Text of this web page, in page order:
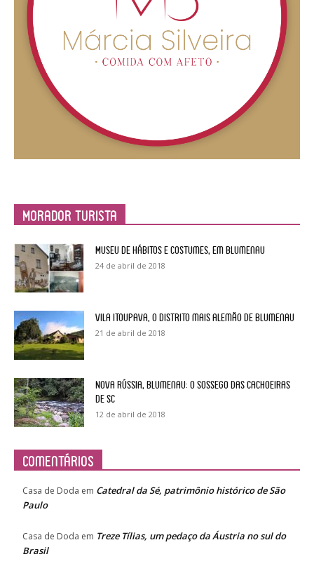
Morador Turista
Museu de Hábitos e Costumes, em Blumenau
24 de abril de 2018
Vila Itoupava, o Distrito mais alemão de Blumenau
21 de abril de 2018
Nova Rússia, Blumenau: o sossego das cachoeiras
de SC
12 de abril de 2018
Comentários
Casa de Doda em Catedral da Sé, patrimônio histórico de São
Paulo
Casa de Doda em Treze Tílias, um pedaço da Áustria no sul do
Brasil